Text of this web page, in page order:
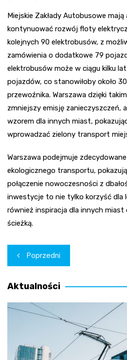
Miejskie Zakłady Autobusowe
kontynuować rozwój floty
kolejnych 90 elektrobusów, z
zamówienia o dodatkowe 79
elektrobusów może w ciągu kilku
pojazdów, co stanowiłoby około
przewoźnika. Warszawa dzięki
zmniejszy emisję zanieczyszczeń,
wzorem dla innych miast,
wprowadzać zielony transport
Warszawa podejmuje
ekologicznego transportu,
połączenie nowoczesności z
inwestycje to nie tylko korzyść dla
również inspiracja dla innych
ścieżką.
Nawigacja
wpisu
Poprzedni
Aktualności